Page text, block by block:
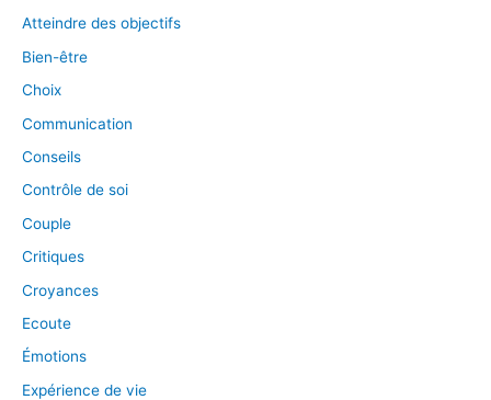
Atteindre des objectifs
Bien-être
Choix
Communication
Conseils
Contrôle de soi
Couple
Critiques
Croyances
Ecoute
Émotions
Expérience de vie